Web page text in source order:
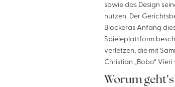
sowie das Design
nutzen. Der
Blockeras Anfang
Spieleplattform
verletzen, die mit
Christian „Bobo“
Worum